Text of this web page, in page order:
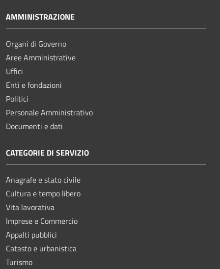
AMMINISTRAZIONE
Organi di Governo
Aree Amministrative
Uffici
Enti e fondazioni
Politici
Personale Amministrativo
Documenti e dati
CATEGORIE DI SERVIZIO
Anagrafe e stato civile
Cultura e tempo libero
Vita lavorativa
Imprese e Commercio
Appalti pubblici
Catasto e urbanistica
Turismo